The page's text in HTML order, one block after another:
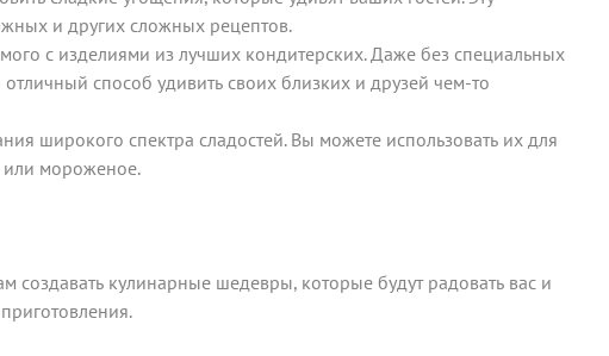
и других сложных рецептов.
с изделиями из лучших кондитерских. Даже без специальных
способ удивить своих близких и друзей чем-то
широкого спектра сладостей. Вы можете использовать их для
или мороженое.
кулинарные шедевры, которые будут радовать вас и